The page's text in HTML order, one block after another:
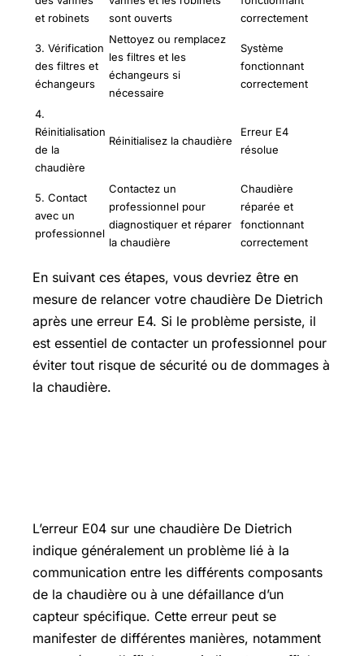
et robinets
sont ouverts
correctement
3. Vérification
des filtres et
échangeurs
Nettoyez ou remplacez
les filtres et les
échangeurs si
nécessaire
Système
fonctionnant
correctement
4.
Réinitialisation
de la
chaudière
Réinitialisez la chaudière
Erreur E4
résolue
5. Contact
avec un
professionnel
Contactez un
professionnel pour
diagnostiquer et réparer
la chaudière
Chaudière
réparée et
fonctionnant
correctement
En suivant ces étapes, vous devriez être en
mesure de relancer votre chaudière De Dietrich
après une erreur E4. Si le problème persiste, il
est essentiel de contacter un professionnel pour
éviter tout risque de sécurité ou de dommages à
la chaudière.
L’erreur E04 sur une chaudière De Dietrich
indique généralement un problème lié à la
communication entre les différents composants
de la chaudière ou à une défaillance d’un
capteur spécifique. Cette erreur peut se
manifester de différentes manières, notamment